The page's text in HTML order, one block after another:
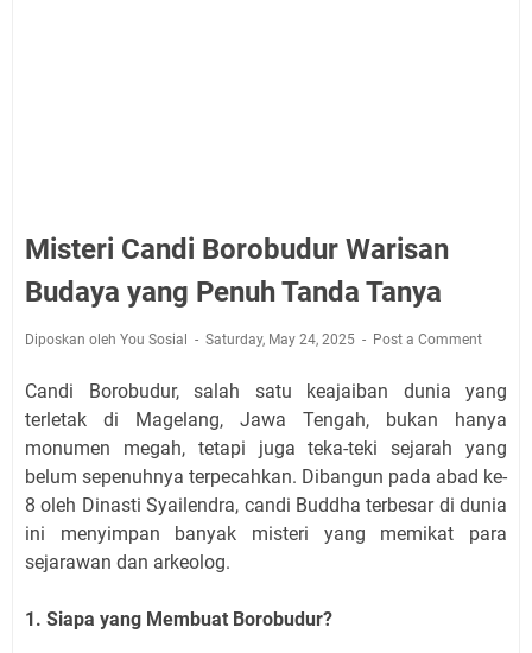
Misteri Candi Borobudur Warisan
Budaya yang Penuh Tanda Tanya
Diposkan oleh You Sosial Saturday, May 24, 2025 Post a Comment
Candi Borobudur, salah satu keajaiban dunia yang
terletak di Magelang, Jawa Tengah, bukan hanya
monumen megah, tetapi juga teka-teki sejarah yang
belum sepenuhnya terpecahkan. Dibangun pada abad ke-
8 oleh Dinasti Syailendra, candi Buddha terbesar di dunia
ini menyimpan banyak misteri yang memikat para
sejarawan dan arkeolog.
1. Siapa yang Membuat Borobudur?